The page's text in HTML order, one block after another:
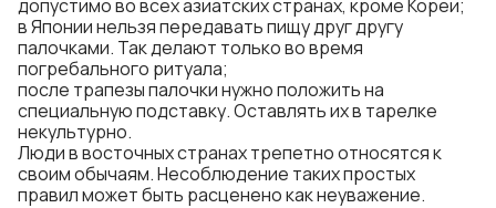
допустимо во всех азиатских странах, кроме Кореи;
в Японии нельзя передавать пищу друг другу
палочками. Так делают только во время
погребального ритуала;
после трапезы палочки нужно положить на
специальную подставку. Оставлять их в тарелке
некультурно.
Люди в восточных странах трепетно относятся к
своим обычаям. Несоблюдение таких простых
правил может быть расценено как неуважение.